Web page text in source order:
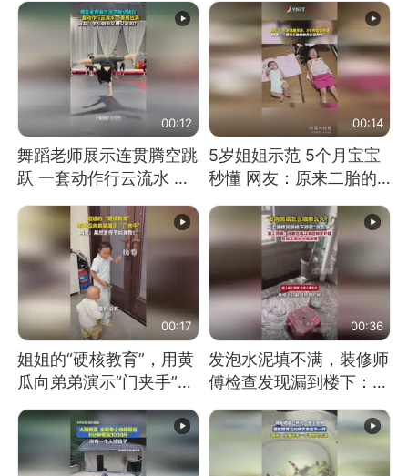
00:12
舞蹈老师展示连贯腾空跳
跃 一套动作行云流水 节
到又舞又武的？
00:14
5岁姐姐示范 5个月宝宝
秒懂 网友：原来二胎的
00:17
姐姐的“硬核教育”，用黄
瓜向弟弟演示“门夹手”，
教！
00:36
发泡水泥填不满，装修师
傅检查发现漏到楼下：出